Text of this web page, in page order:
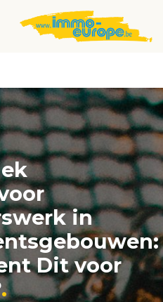
in
Dit voor